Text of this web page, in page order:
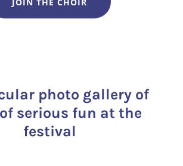
photo gallery of
serious fun at the
festival